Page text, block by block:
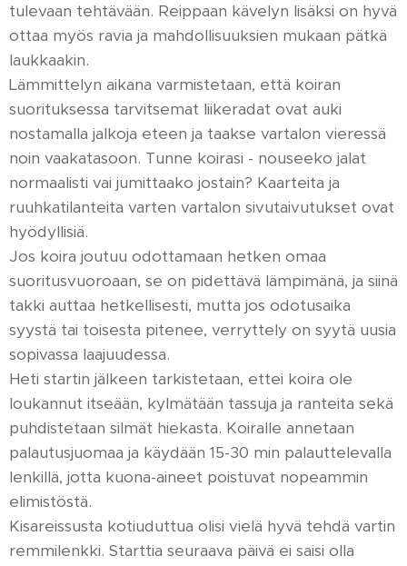
tulevaan tehtävään. Reippaan kävelyn lisäksi on hyvä
ottaa myös ravia ja mahdollisuuksien mukaan pätkä
laukkaakin.
Lämmittelyn aikana varmistetaan, että koiran
suorituksessa tarvitsemat liikeradat ovat auki
nostamalla jalkoja eteen ja taakse vartalon vieressä
noin vaakatasoon. Tunne koirasi - nouseeko jalat
normaalisti vai jumittaako jostain? Kaarteita ja
ruuhkatilanteita varten vartalon sivutaivutukset ovat
hyödyllisiä.
Jos koira joutuu odottamaan hetken omaa
suoritusvuoroaan, se on pidettävä lämpimänä, ja siinä
takki auttaa hetkellisesti, mutta jos odotusaika
syystä tai toisesta pitenee, verryttely on syytä uusia
sopivassa laajuudessa.
Heti startin jälkeen tarkistetaan, ettei koira ole
loukannut itseään, kylmätään tassuja ja ranteita sekä
puhdistetaan silmät hiekasta. Koiralle annetaan
palautusjuomaa ja käydään 15-30 min palauttelevalla
lenkillä, jotta kuona-aineet poistuvat nopeammin
elimistöstä.
Kisareissusta kotiuduttua olisi vielä hyvä tehdä vartin
remmilenkki. Starttia seuraava päivä ei saisi olla